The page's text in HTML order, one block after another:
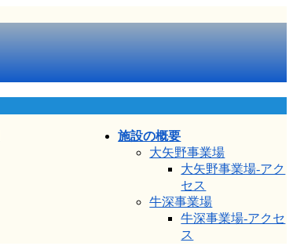
施設の概要
大矢野事業場
大矢野事業場-アク
セス
牛深事業場
牛深事業場-アクセ
ス